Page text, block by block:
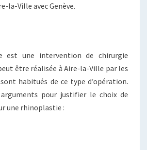
la-Ville avec Genève.
est une intervention de chirurgie
être réalisée à Aire-la-Ville par les
habitués de ce type d’opération.
pour justifier le choix de
une rhinoplastie :